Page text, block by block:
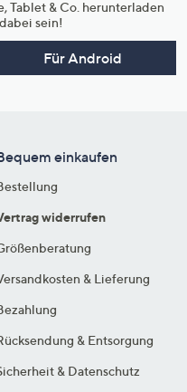
Tablet & Co. herunterladen
sein!
Für Android
einkaufen
widerrufen
& Lieferung
& Entsorgung
& Datenschutz